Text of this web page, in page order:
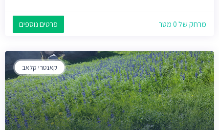
מרחק של 0 מטר פרטים נוספים
קאנטרי קלאב